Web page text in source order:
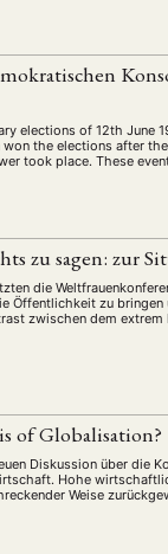
elections of 12th
the elections after
took place. These
zu sagen: zur
die
Öffentlichkeit zu
zwischen dem
of Globalisation?
Diskussion über die
Hohe
Weise